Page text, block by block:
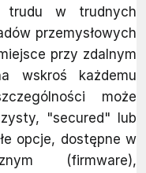
trudu w trudnych
przemysłowych
przy zdalnym
wskroś każdemu
może
"secured" lub
opcje, dostępne w
(firmware),